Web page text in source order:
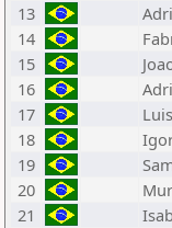
13
14
15
16
17
18
19
20
21